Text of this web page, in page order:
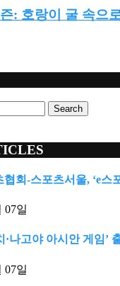
: 호랑이 굴 속으
Search
협회-스포츠서울, ‘e스
07일
·나고야 아시안 게임’
07일